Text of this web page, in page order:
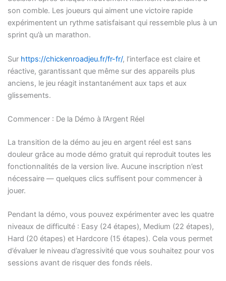
son comble. Les joueurs qui aiment une victoire rapide
expérimentent un rythme satisfaisant qui ressemble plus à un
sprint qu’à un marathon.
Sur https://chickenroadjeu.fr/fr-fr/, l’interface est claire et
réactive, garantissant que même sur des appareils plus
anciens, le jeu réagit instantanément aux taps et aux
glissements.
Commencer : De la Démo à l’Argent Réel
La transition de la démo au jeu en argent réel est sans
douleur grâce au mode démo gratuit qui reproduit toutes les
fonctionnalités de la version live. Aucune inscription n’est
nécessaire — quelques clics suffisent pour commencer à
jouer.
Pendant la démo, vous pouvez expérimenter avec les quatre
niveaux de difficulté : Easy (24 étapes), Medium (22 étapes),
Hard (20 étapes) et Hardcore (15 étapes). Cela vous permet
d’évaluer le niveau d’agressivité que vous souhaitez pour vos
sessions avant de risquer des fonds réels.